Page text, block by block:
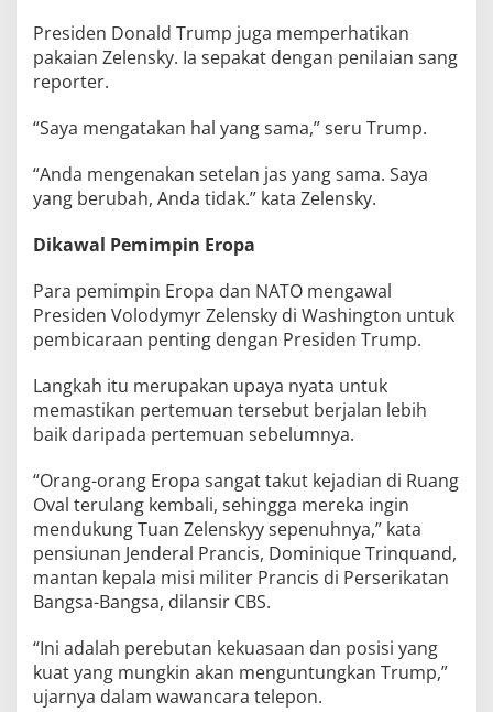
Presiden Donald Trump juga memperhatikan
pakaian Zelensky. Ia sepakat dengan penilaian sang
reporter.
“Saya mengatakan hal yang sama,” seru Trump.
“Anda mengenakan setelan jas yang sama. Saya
yang berubah, Anda tidak.” kata Zelensky.
Dikawal Pemimpin Eropa
Para pemimpin Eropa dan NATO mengawal
Presiden Volodymyr Zelensky di Washington untuk
pembicaraan penting dengan Presiden Trump.
Langkah itu merupakan upaya nyata untuk
memastikan pertemuan tersebut berjalan lebih
baik daripada pertemuan sebelumnya.
“Orang-orang Eropa sangat takut kejadian di Ruang
Oval terulang kembali, sehingga mereka ingin
mendukung Tuan Zelenskyy sepenuhnya,” kata
pensiunan Jenderal Prancis, Dominique Trinquand,
mantan kepala misi militer Prancis di Perserikatan
Bangsa-Bangsa, dilansir CBS.
“Ini adalah perebutan kekuasaan dan posisi yang
kuat yang mungkin akan menguntungkan Trump,”
ujarnya dalam wawancara telepon.